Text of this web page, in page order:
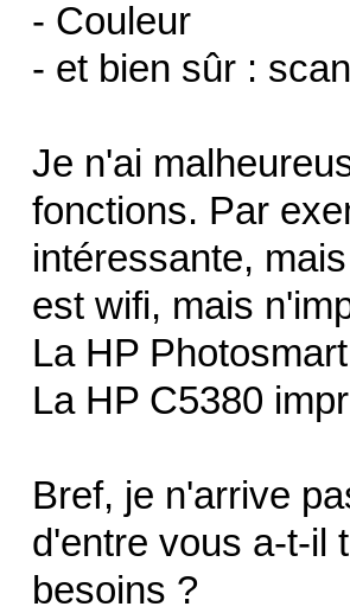
- Couleur
- et bien sûr :
Je n'ai
fonctions. Par
intéressante,
est wifi, mais
La HP
La HP C5380
Bref, je n'arrive
d'entre vous a-t-il
besoins ?